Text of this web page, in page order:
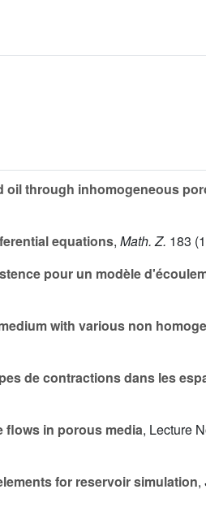
oil through inhomogeneous
equations, Math. Z. 183
pour un modèle
with various non
de contractions dans les
flows in porous media, Lecture
for reservoir simulation,